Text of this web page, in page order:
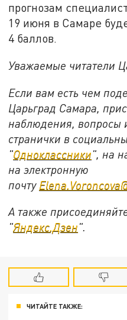
прогнозам
19 июня в Самаре
4 баллов.
Уважаемые читатели
Если вам есть чем
Царьград Самара,
наблюдения, вопросы
странички в
"Одноклассники", на
на электронную
почту
А также
"Яндекс.Дзен".
ЧИТАЙТЕ ТАКЖЕ: